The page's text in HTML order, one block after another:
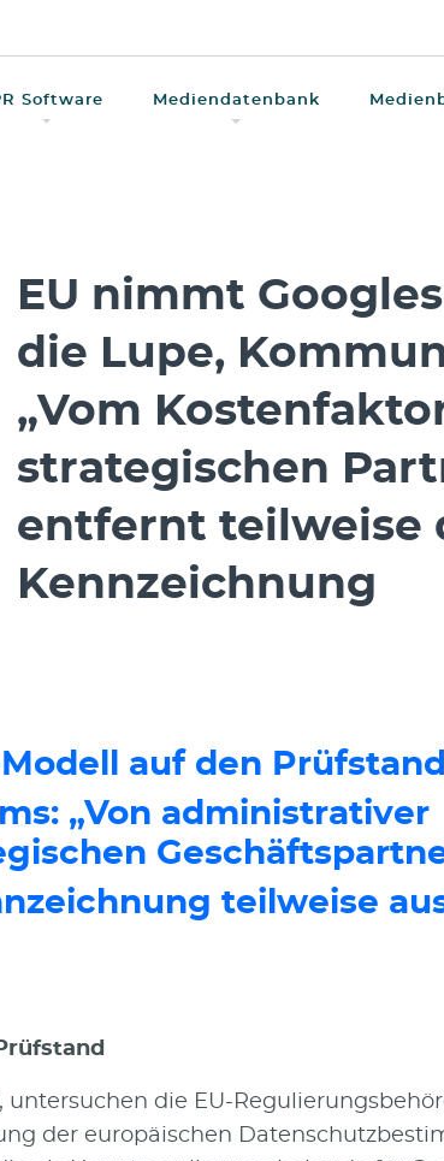
Software Mediendatenbank
EU nimmt
die Lupe,
„Vom
strategischen
entfernt teilweise
Kennzeichnung
auf den Prüfstand
„Von administrativer
teilweise
untersuchen die EU-
der europäischen